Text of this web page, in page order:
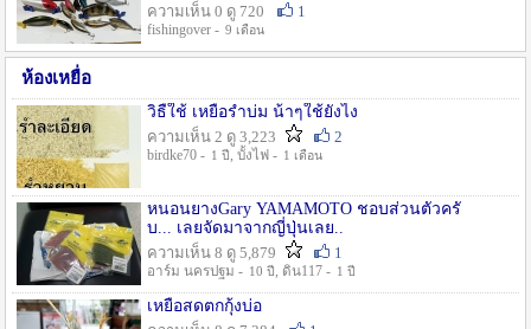
ความเห็น 0 ดู 720
1
fishingover - 9 เดือน
ห้องเหยื่อ
วิธืใช้ เหยื่อรำบ่ม น้าๆใช้ยังไง
ความเห็น 2 ดู 3,223
2
birdke70 - 1 ปี , บั้งไฟ - 1 เดือน
หนอนยางGary YAMAMOTO ชอบส่วนตัวครั
บ... เลยจัดมาจากญี่ปุ่นเลย..
ความเห็น 8 ดู 5,879
1
อาร์ม นครปฐม - 10 ปี , ดิน117 - 1 ปี
เหยื่อสดตกกุ้งบ่อ